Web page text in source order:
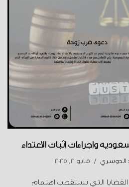
وإجراءات إثبات الاعتداء
الدوسري مايو 2, 2025
التي تستقطب اهتمام